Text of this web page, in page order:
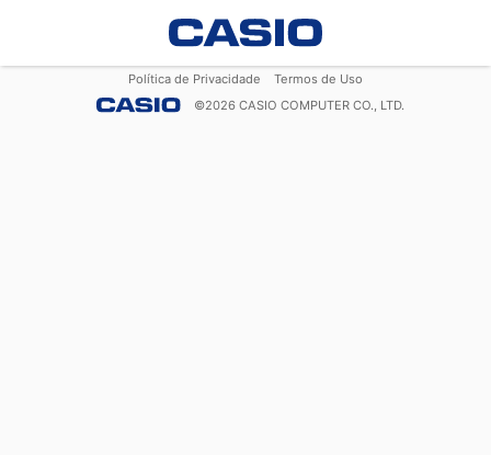
Política de Privacidade
Termos de Uso
©2026 CASIO COMPUTER CO., LTD.